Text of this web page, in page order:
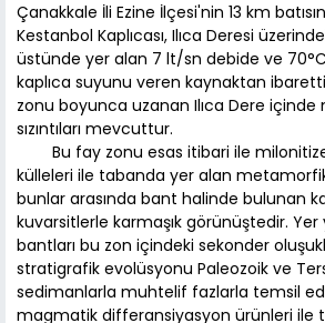
Çanakkale İli Ezine İlçesi'nin 13 km
Kestanbol Kaplıcası, Ilıca Deresi
üstünde yer alan 7 lt/sn debide ve 70°C
kaplıca suyunu veren kaynaktan
zonu boyunca uzanan Ilıca Dere içinde
sızıntıları mevcuttur.
Bu fay zonu esas itibari ile
külleleri ile tabanda yer alan
bunlar arasında bant halinde bulunan
kuvarsitlerle karmaşık görünüştedir. Yer
bantları bu zon içindeki sekonder
stratigrafik evolüsyonu Paleozoik ve
sedimanlarla muhtelif fazlarla temsil
magmatik differansiyasyon ürünleri ile